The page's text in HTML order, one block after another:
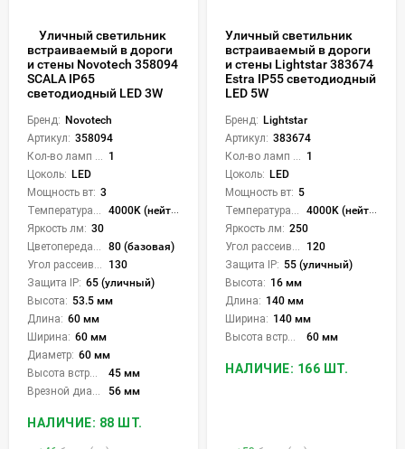
Уличный светильник
встраиваемый в дороги
и стены Novotech 358094
SCALA IP65
светодиодный LED 3W
Бренд: Novotech
Артикул: 358094
Кол-во ламп или LED: 1
Цоколь: LED
Мощность вт: 3
Температура света:
4000K (нейтральный)
Яркость лм: 30
Цветопередача (CRI):
80 (базовая)
Угол рассеивания света °:
130
Защита IP: 65 (уличный)
Высота: 53.5 мм
Длина: 60 мм
Ширина: 60 мм
Диаметр: 60 мм
Высота встройки:
45 мм
Врезной диаметр:
56 мм
НАЛИЧИЕ: 88 ШТ.
Уличный светильник
встраиваемый в дороги
и стены Lightstar 383674
Estra IP55 светодиодный
LED 5W
Бренд: Lightstar
Артикул: 383674
1
Цоколь: LED
Мощность вт: 5
4000K (нейтральный)
Яркость лм: 250
120
Защита IP: 55 (уличный)
Высота: 16 мм
Длина: 140 мм
Ширина: 140 мм
60 мм
НАЛИЧИЕ: 166 ШТ.